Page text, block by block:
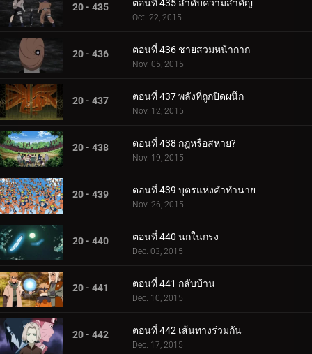
20 - 435 ตอนที่ 435 ลำดับความสำคัญ
Oct. 22, 2015
20 - 436 ตอนที่ 436 ชายสวมหน้ากาก
Nov. 05, 2015
20 - 437 ตอนที่ 437 พลังที่ถูกปิดผนึก
Nov. 12, 2015
20 - 438 ตอนที่ 438 กฎหรือสหาย?
Nov. 19, 2015
20 - 439 ตอนที่ 439 บุตรแห่งคำทำนาย
Nov. 26, 2015
20 - 440 ตอนที่ 440 นกในกรง
Dec. 03, 2015
20 - 441 ตอนที่ 441 กลับบ้าน
Dec. 10, 2015
20 - 442 ตอนที่ 442 เส้นทางร่วมกัน
Dec. 17, 2015